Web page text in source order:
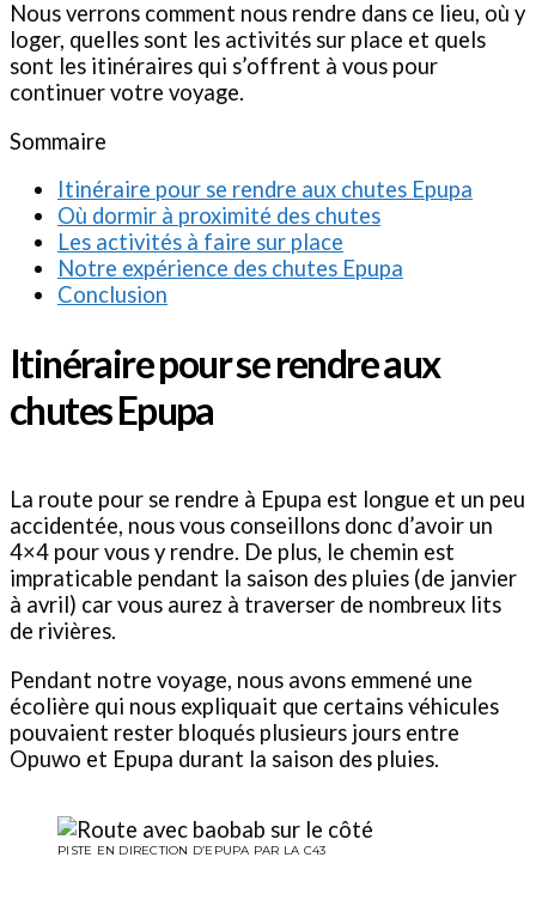
Nous verrons comment nous rendre dans ce lieu, où y
loger, quelles sont les activités sur place et quels
sont les itinéraires qui s’offrent à vous pour
continuer votre voyage.
Sommaire
Itinéraire pour se rendre aux chutes Epupa
Où dormir à proximité des chutes
Les activités à faire sur place
Notre expérience des chutes Epupa
Conclusion
Itinéraire pour se rendre aux
chutes Epupa
La route pour se rendre à Epupa est longue et un peu
accidentée, nous vous conseillons donc d’avoir un
4×4 pour vous y rendre. De plus, le chemin est
impraticable pendant la saison des pluies (de janvier
à avril) car vous aurez à traverser de nombreux lits
de rivières.
Pendant notre voyage, nous avons emmené une
écolière qui nous expliquait que certains véhicules
pouvaient rester bloqués plusieurs jours entre
Opuwo et Epupa durant la saison des pluies.
PISTE EN DIRECTION D’EPUPA PAR LA C43